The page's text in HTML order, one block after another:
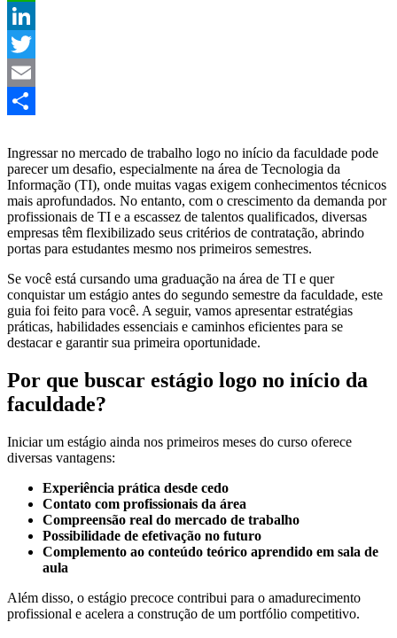
WhatsApp
LinkedIn
Twitter
Email
Ingressar no mercado de trabalho logo no início da faculdade pode
parecer um desafio, especialmente na área de Tecnologia da
Informação (TI), onde muitas vagas exigem conhecimentos técnicos
mais aprofundados. No entanto, com o crescimento da demanda por
profissionais de TI e a escassez de talentos qualificados, diversas
empresas têm flexibilizado seus critérios de contratação, abrindo
portas para estudantes mesmo nos primeiros semestres.
Se você está cursando uma graduação na área de TI e quer
conquistar um estágio antes do segundo semestre da faculdade, este
guia foi feito para você. A seguir, vamos apresentar estratégias
práticas, habilidades essenciais e caminhos eficientes para se
destacar e garantir sua primeira oportunidade.
Por que buscar estágio logo no início da
faculdade?
Iniciar um estágio ainda nos primeiros meses do curso oferece
diversas vantagens:
Experiência prática desde cedo
Contato com profissionais da área
Compreensão real do mercado de trabalho
Possibilidade de efetivação no futuro
Complemento ao conteúdo teórico aprendido em sala de
aula
Além disso, o estágio precoce contribui para o amadurecimento
profissional e acelera a construção de um portfólio competitivo.